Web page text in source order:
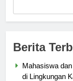
Berita
Mahasiswa
di Lingkungan